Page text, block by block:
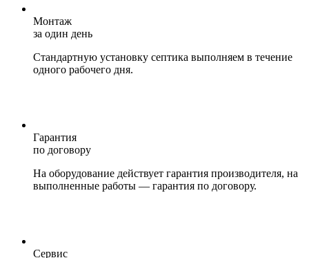
Монтаж
за один день
Стандартную установку септика выполняем в течение
одного рабочего дня.
Гарантия
по договору
На оборудование действует гарантия производителя, на
выполненные работы — гарантия по договору.
Сервис